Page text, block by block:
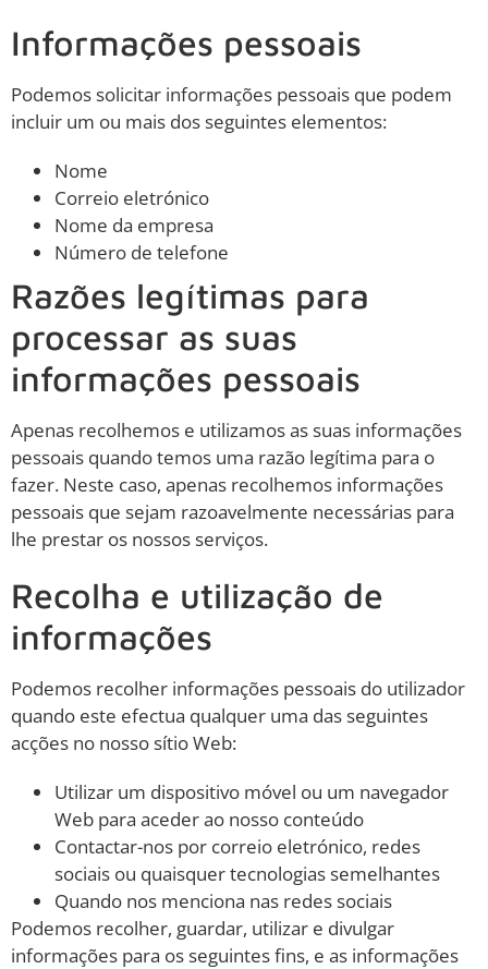
Informações pessoais
Podemos solicitar informações pessoais que podem
incluir um ou mais dos seguintes elementos:
Nome
Correio eletrónico
Nome da empresa
Número de telefone
Razões legítimas para
processar as suas
informações pessoais
Apenas recolhemos e utilizamos as suas informações
pessoais quando temos uma razão legítima para o
fazer. Neste caso, apenas recolhemos informações
pessoais que sejam razoavelmente necessárias para
lhe prestar os nossos serviços.
Recolha e utilização de
informações
Podemos recolher informações pessoais do utilizador
quando este efectua qualquer uma das seguintes
acções no nosso sítio Web:
Utilizar um dispositivo móvel ou um navegador
Web para aceder ao nosso conteúdo
Contactar-nos por correio eletrónico, redes
sociais ou quaisquer tecnologias semelhantes
Quando nos menciona nas redes sociais
Podemos recolher, guardar, utilizar e divulgar
informações para os seguintes fins, e as informações